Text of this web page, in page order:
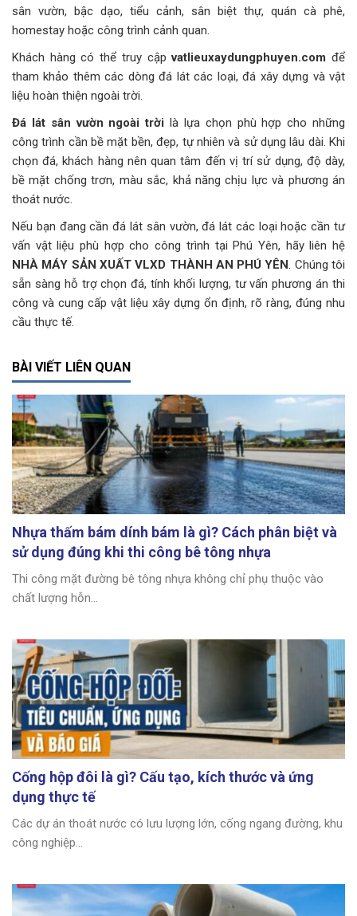
sân vườn, bậc dạo, tiểu cảnh, sân biệt thự, quán cà phê,
homestay hoặc công trình cảnh quan.
Khách hàng có thể truy cậpvatlieuxaydungphuyen.com để
tham khảo thêm các dòng đá lát các loại, đá xây dựng và vật
liệu hoàn thiện ngoài trời.
Đá lát sân vườn ngoài trời là lựa chọn phù hợp cho những
công trình cần bề mặt bền, đẹp, tự nhiên và sử dụng lâu dài. Khi
chọn đá, khách hàng nên quan tâm đến vị trí sử dụng, độ dày,
bề mặt chống trơn, màu sắc, khả năng chịu lực và phương án
thoát nước.
Nếu bạn đang cần đá lát sân vườn, đá lát các loại hoặc cần tư
vấn vật liệu phù hợp cho công trình tại Phú Yên, hãy liên hệ
NHÀ MÁY SẢN XUẤT VLXD THÀNH AN PHÚ YÊN. Chúng tôi
sẵn sàng hỗ trợ chọn đá, tính khối lượng, tư vấn phương án thi
công và cung cấp vật liệu xây dựng ổn định, rõ ràng, đúng nhu
cầu thực tế.
BÀI VIẾT LIÊN QUAN
Nhựa thấm bám dính bám là gì? Cách phân biệt và
sử dụng đúng khi thi công bê tông nhựa
Thi công mặt đường bê tông nhựa không chỉ phụ thuộc vào
chất lượng hỗn...
Cống hộp đôi là gì? Cấu tạo, kích thước và ứng
dụng thực tế
Các dự án thoát nước có lưu lượng lớn, cống ngang đường, khu
công nghiệp...